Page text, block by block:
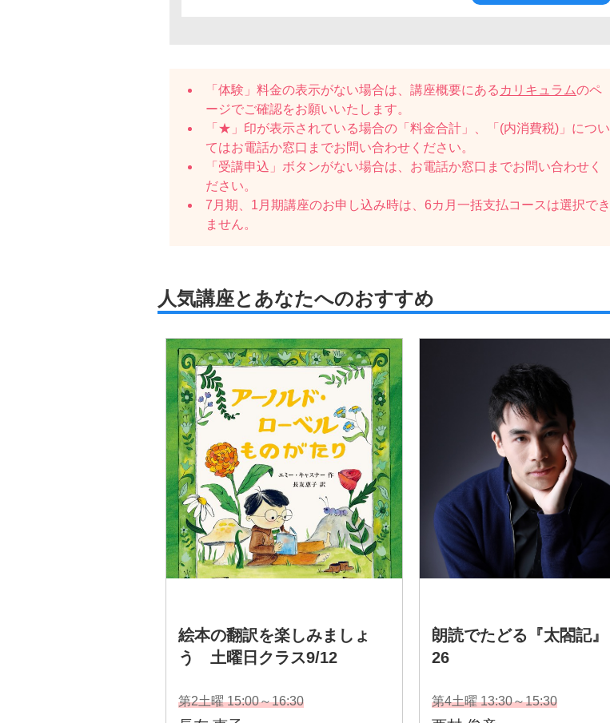
「体験」料金の表示がない場合は、講座概要にある カリキュラムのペ
ージでご確認をお願いいたします。
「★」印が表示されている場合の「料金合計」、「(内消費税)」につい
てはお電話か窓口までお問い合わせください。
「受講申込」ボタンがない場合は、お電話か窓口までお問い合わせく
ださい。
7月期、1月期講座のお申し込み時は、6カ月一括支払コースは選択でき
ません。